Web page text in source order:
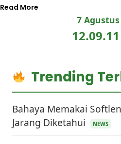
Read More
7 Agustus
Trending
Bahaya Memakai
Jarang Diketahui
NEWS